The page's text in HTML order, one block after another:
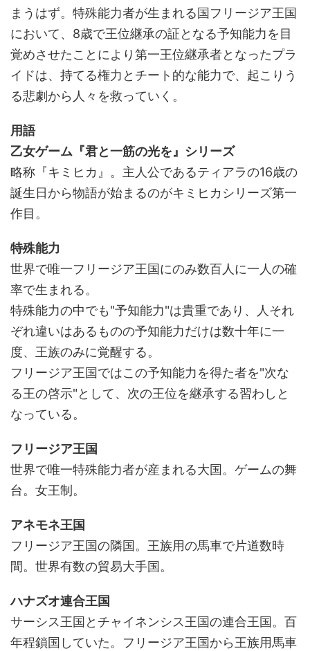
まうはず。特殊能力者が生まれる国フリージア王国
において、8歳で王位継承の証となる予知能力を目
覚めさせたことにより第一王位継承者となったプラ
イドは、持てる権力とチート的な能力で、起こりう
る悲劇から人々を救っていく。
用語
乙女ゲーム『君と一筋の光を』シリーズ
略称『キミヒカ』。主人公であるティアラの16歳の
誕生日から物語が始まるのがキミヒカシリーズ第一
作目。
特殊能力
世界で唯一フリージア王国にのみ数百人に一人の確
率で生まれる。
特殊能力の中でも"予知能力"は貴重であり、人それ
ぞれ違いはあるものの予知能力だけは数十年に一
度、王族のみに覚醒する。
フリージア王国ではこの予知能力を得た者を"次な
る王の啓示"として、次の王位を継承する習わしと
なっている。
フリージア王国
世界で唯一特殊能力者が産まれる大国。ゲームの舞
台。女王制。
アネモネ王国
フリージア王国の隣国。王族用の馬車で片道数時
間。世界有数の貿易大手国。
ハナズオ連合王国
サーシス王国とチャイネンシス王国の連合王国。百
年程鎖国していた。フリージア王国から王族用馬車